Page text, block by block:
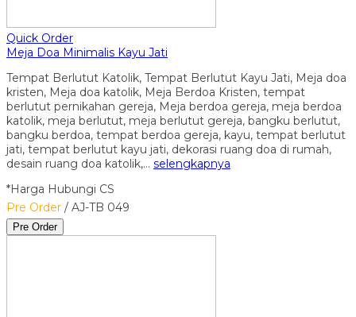
Quick Order
Meja Doa Minimalis Kayu Jati
Tempat Berlutut Katolik, Tempat Berlutut Kayu Jati, Meja doa
kristen, Meja doa katolik, Meja Berdoa Kristen, tempat
berlutut pernikahan gereja, Meja berdoa gereja, meja berdoa
katolik, meja berlutut, meja berlutut gereja, bangku berlutut,
bangku berdoa, tempat berdoa gereja, kayu, tempat berlutut
jati, tempat berlutut kayu jati, dekorasi ruang doa di rumah,
desain ruang doa katolik,… selengkapnya
*Harga Hubungi CS
Pre Order / AJ-TB 049
Pre Order